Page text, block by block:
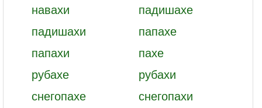
навахи
падишахе
падишахи
папахе
папахи
пахе
рубахе
рубахи
снегопахе
снегопахи